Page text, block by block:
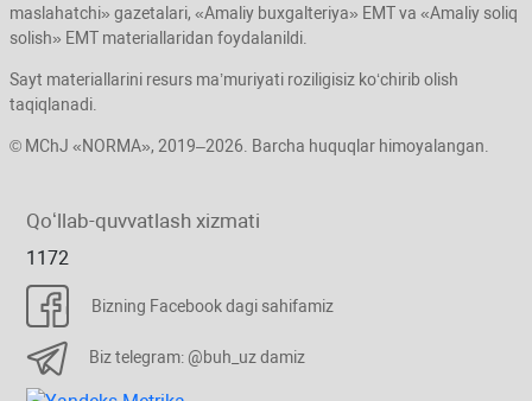
maslahatchi» gazetalari, «Amaliy buхgalteriya» EMT va «Amaliy soliq
solish» EMT materiallaridan foydalanildi.
Sayt materiallarini resurs ma’muriyati roziligisiz koʻchirib olish
taqiqlanadi.
© MChJ «NORMA», 2019–2026. Barcha huquqlar himoyalangan.
Qoʻllab-quvvatlash хizmati
1172
Bizning Facebook dagi sahifamiz
Biz telegram: @buh_uz damiz